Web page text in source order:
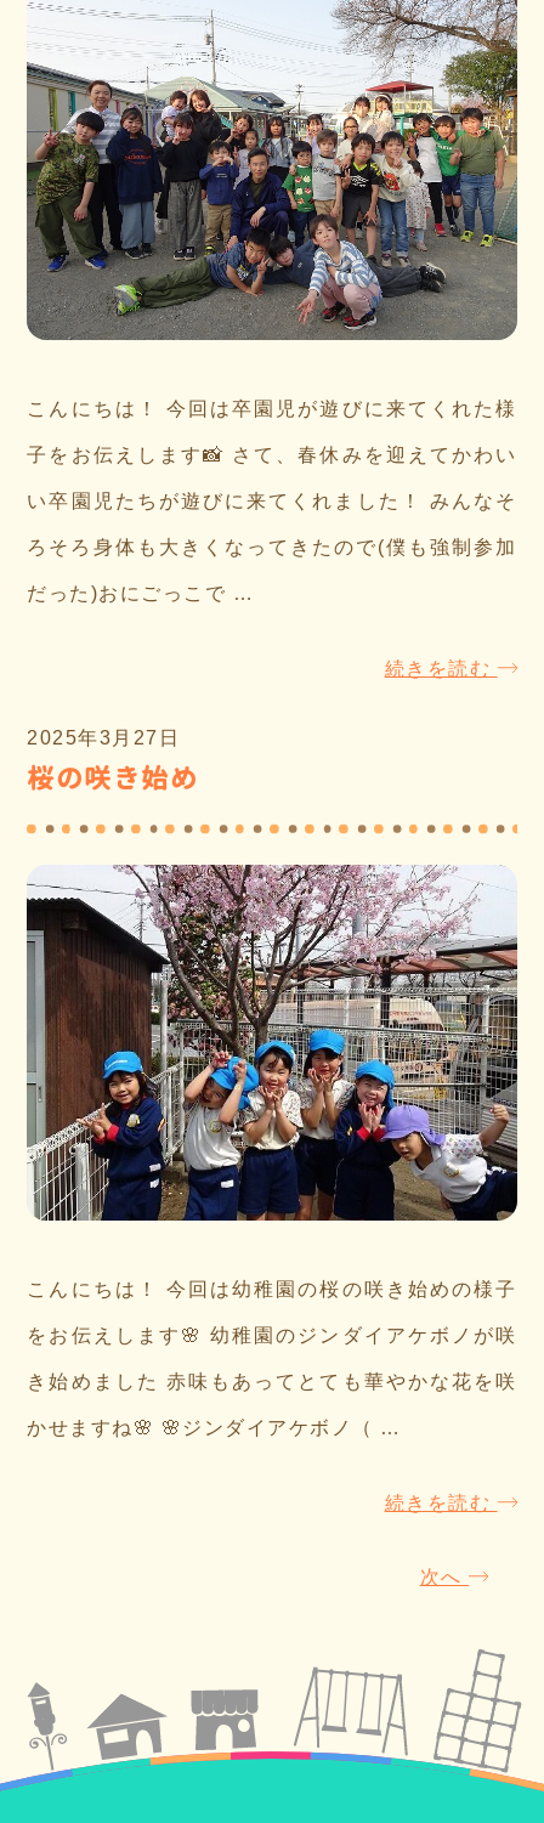
こんにちは！ 今回は卒園児が遊びに来てくれた様
子をお伝えします📸 さて、春休みを迎えてかわい
い卒園児たちが遊びに来てくれました！ みんなそ
ろそろ身体も大きくなってきたので(僕も強制参加
だった)おにごっこで …
続きを読む
2025年3月27日
桜の咲き始め
こんにちは！ 今回は幼稚園の桜の咲き始めの様子
をお伝えします🌸 幼稚園のジンダイアケボノが咲
き始めました 赤味もあってとても華やかな花を咲
かせますね🌸 🌸ジンダイアケボノ（ …
続きを読む
次へ